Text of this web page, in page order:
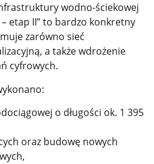
wodno-ściekowej
etap II” to bardzo konkretny
zarówno sieć
a także wdrożenie
cyfrowych.
o długości ok. 1 395
oraz budowę nowych